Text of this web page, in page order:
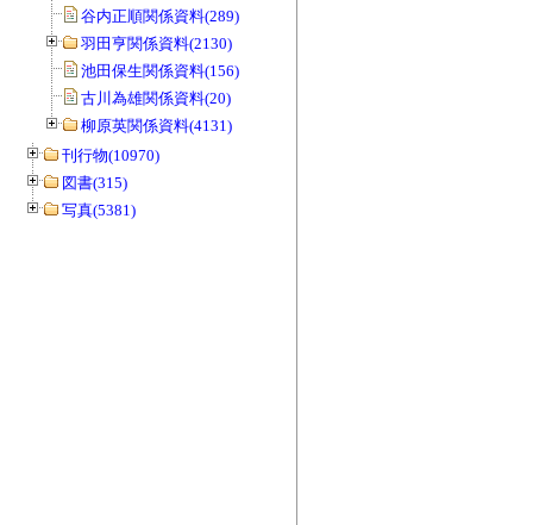
谷内正順関係資料(289)
羽田亨関係資料(2130)
池田保生関係資料(156)
古川為雄関係資料(20)
柳原英関係資料(4131)
刊行物(10970)
図書(315)
写真(5381)